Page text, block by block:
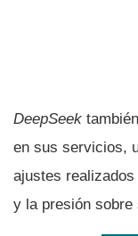
DeepSeek
en sus servicios,
ajustes
y la presión